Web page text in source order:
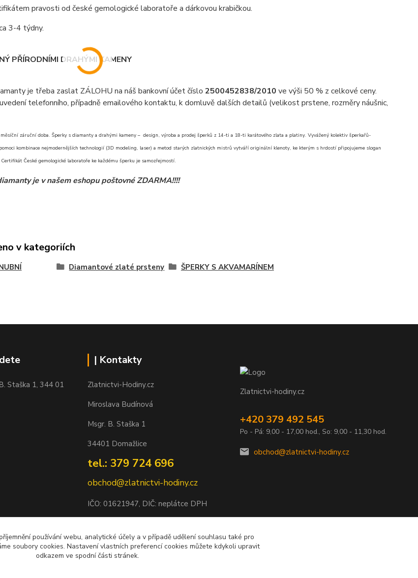
pravosti od české gemologické laboratoře a dárkovou krabičkou.
3-4 týdny.
PŘÍRODNÍMI DRAHÝMI KAMENY
je třeba zaslat ZÁLOHU na náš bankovní účet číslo 2500452838/2010 ve výši 50 % z celkové ceny.
telefonního, případně emailového kontaktu, k domluvě dalších detailů (velikost prstene, rozměry náušnic,
záruční doba. Šperky s diamanty a drahými kameny – design, výroba a prodej šperků z 14-ti a 18-ti karátového zlata a platiny. Vyvážený kolektiv šperkařů-
kombinace nejmodernějších technologií (3D modeling, laser) a metod starých zlatnických mistrů vytváří originální klenoty, ke kterým s hrdostí připojujeme slogan
Certifikát České gemologické laboratoře ke každému šperku je samozřejmostí.
je v našem eshopu poštovné ZDARMA!!!!
v kategoriích
Diamantové zlaté prsteny ŠPERKY S AKVAMARÍNEM
Staška 1, 344 01
| Kontakty
Zlatnictvi-Hodiny.cz
Miroslava Budínová
Msgr. B. Staška 1
34401 Domažlice
tel.: 379 724 696
obchod@zlatnictvi-hodiny.cz
IČO: 01621947, DIČ: neplátce DPH
Zlatnictvi-hodiny.cz
+420 379 492 545
Po - Pá: 9,00 - 17,00 hod., So: 9,00 - 11,30 hod.
obchod@zlatnictvi-hodiny.cz
používání webu, analytické účely a v případě udělení souhlasu také pro
soubory cookies. Nastavení vlastních preferencí cookies můžete kdykoli upravit
odkazem ve spodní části stránek.